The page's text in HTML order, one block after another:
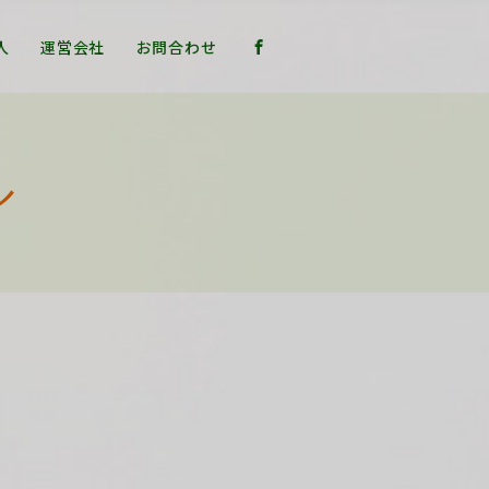
運営会社 お問合わせ